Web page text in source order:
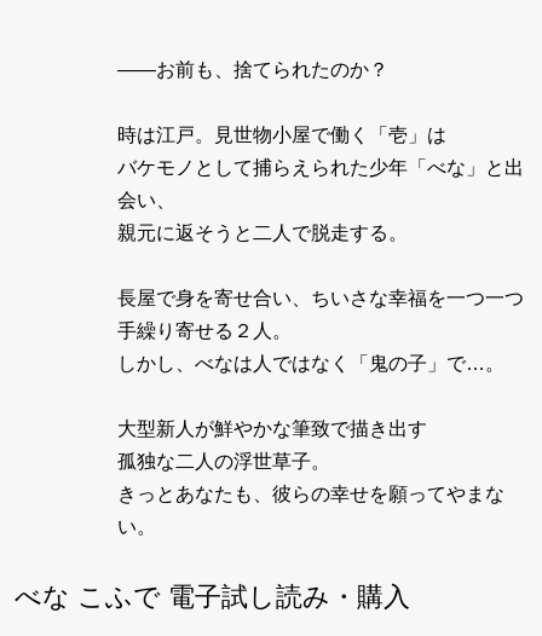
――お前も、捨てられたのか？
時は江戸。見世物小屋で働く「壱」は
バケモノとして捕らえられた少年「べな」と出
会い、
親元に返そうと二人で脱走する。
長屋で身を寄せ合い、ちいさな幸福を一つ一つ
手繰り寄せる２人。
しかし、べなは人ではなく「鬼の子」で…。
大型新人が鮮やかな筆致で描き出す
孤独な二人の浮世草子。
きっとあなたも、彼らの幸せを願ってやまな
い。
べな こふで 電子試し読み・購入